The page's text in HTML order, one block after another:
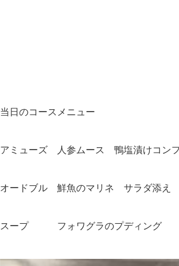
当日のコースメニュー
アミューズ 人参ムース 鴨塩漬けコン
オードブル 鮮魚のマリネ サラダ添え
スープ フォワグラのプディング